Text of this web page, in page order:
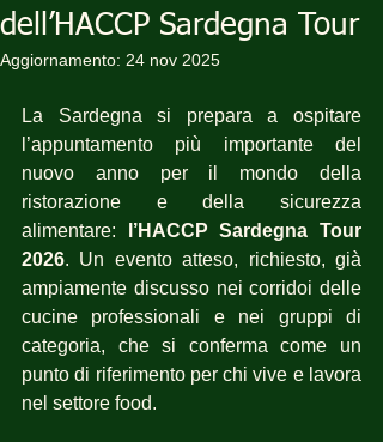
dell’HACCP Sardegna Tour
Aggiornamento: 24 nov 2025
La Sardegna si prepara a ospitare
l’appuntamento più importante del
nuovo anno per il mondo della
ristorazione e della sicurezza
alimentare:
l’HACCP Sardegna Tour
2026. Un evento atteso, richiesto, già
ampiamente discusso nei corridoi delle
cucine professionali e nei gruppi di
categoria, che si conferma come un
punto di riferimento per chi vive e lavora
nel settore food.